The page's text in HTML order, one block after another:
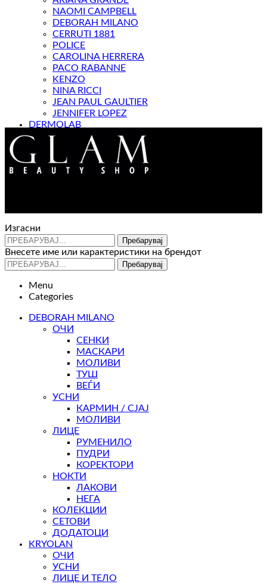
NAOMI CAMPBELL
DEBORAH MILANO
CERRUTI 1881
POLICE
CAROLINA HERRERA
PACO RABANNE
KENZO
NINA RICCI
JEAN PAUL GAULTIER
JENNIFER LOPEZ
DERMOLAB
МАГАЗИН
Изгасни
Пребарувај
Внесете име или карактеристики на брендот
Пребарувај
Menu
Categories
DEBORAH MILANO
ОЧИ
СЕНКИ
МАСКАРИ
МОЛИВИ
ТУШ
ВЕЃИ
УСНИ
КАРМИН / СЈАЈ
МОЛИВИ
ЛИЦЕ
РУМЕНИЛО
ПУДРИ
КОРЕКТОРИ
НОКТИ
ЛАКОВИ
НЕГА
КОЛЕКЦИИ
СЕТОВИ
ДОДАТОЦИ
KRYOLAN
ОЧИ
УСНИ
ЛИЦЕ И ТЕЛО